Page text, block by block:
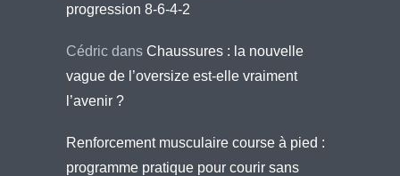
progression 8-6-4-2
Cédric dans Chaussures : la nouvelle
vague de l’oversize est-elle vraiment
l’avenir ?
Renforcement musculaire course à pied :
programme pratique pour courir sans